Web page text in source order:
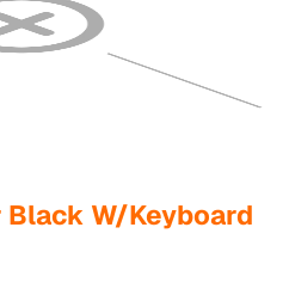
W/Keyboard